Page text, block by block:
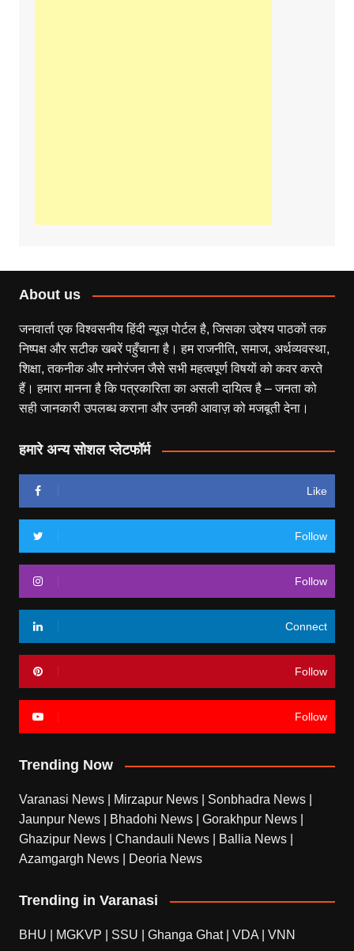
About us
जनवार्ता एक विश्वसनीय हिंदी न्यूज़ पोर्टल है, जिसका उद्देश्य पाठकों तक
निष्पक्ष और सटीक खबरें पहुँचाना है। हम राजनीति, समाज, अर्थव्यवस्था,
शिक्षा, तकनीक और मनोरंजन जैसे सभी महत्वपूर्ण विषयों को कवर करते
हैं। हमारा मानना है कि पत्रकारिता का असली दायित्व है – जनता को
सही जानकारी उपलब्ध कराना और उनकी आवाज़ को मजबूती देना।
हमारे अन्य सोशल प्लेटफॉर्म
Like
Follow
Follow
Connect
Follow
Follow
Trending Now
Varanasi News Mirzapur News Sonbhadra News
Jaunpur News
Bhadohi News Gorakhpur News
Ghazipur News
Chandauli News Ballia News
Azamgargh News
Deoria News
Trending in Varanasi
BHU MGKVP SSU Ghanga Ghat| VDA VNN